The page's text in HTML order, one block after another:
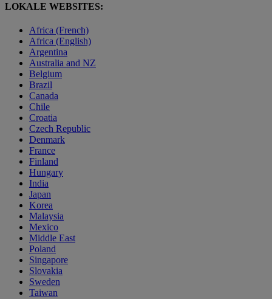
LOKALE WEBSITES:
Africa (French)
Africa (English)
Argentina
Australia and NZ
Belgium
Brazil
Canada
Chile
Croatia
Czech Republic
Denmark
France
Finland
Hungary
India
Japan
Korea
Malaysia
Mexico
Middle East
Poland
Singapore
Slovakia
Sweden
Taiwan